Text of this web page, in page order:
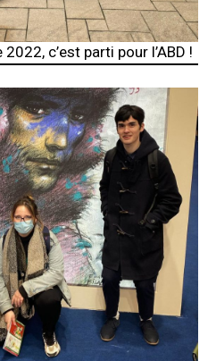
c’est parti pour l’ABD !